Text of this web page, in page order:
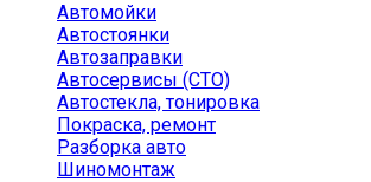
Автомойки
Автостоянки
Автозаправки
Автосервисы (СТО)
Автостекла, тонировка
Покраска, ремонт
Разборка авто
Шиномонтаж